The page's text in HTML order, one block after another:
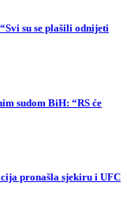
su se plašili odnijeti
sudom BiH: “RS će
pronašla sjekiru i UFC